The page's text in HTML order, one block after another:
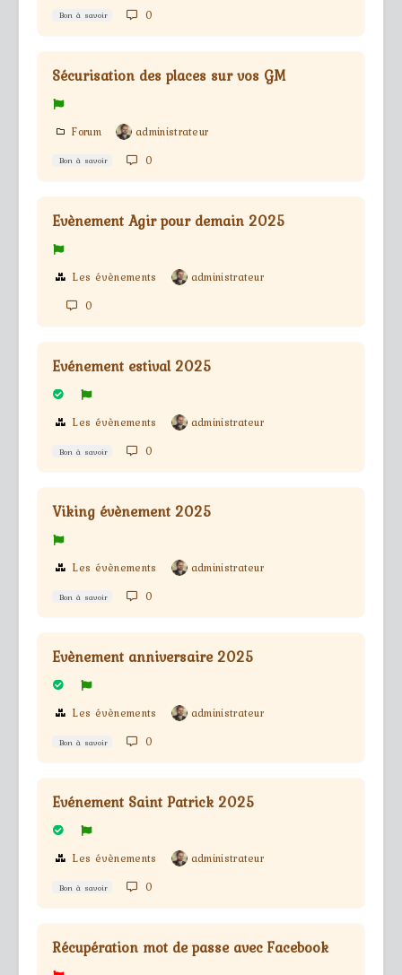
Bon à savoir 0
Sécurisation des places sur vos GM
Forum administrateur
Bon à savoir 0
Evènement Agir pour demain 2025
Les évènements
administrateur
0
Evénement estival 2025
Les évènements administrateur
Bon à savoir 0
Viking évènement 2025
Les évènements administrateur
Bon à savoir 0
Evènement anniversaire 2025
Les évènements administrateur
Bon à savoir 0
Evénement Saint Patrick 2025
Les évènements administrateur
Bon à savoir 0
Récupération mot de passe avec Facebook